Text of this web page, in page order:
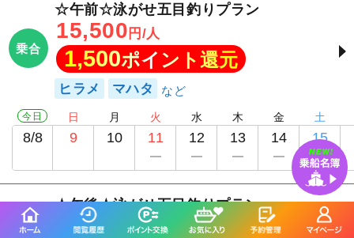
乗合
☆午前☆泳がせ五目釣りプラン
15,500 円/人
1,500ポイント還元
ヒラメ マハタ
今日
8/8
日
9
月
10
火
11
水
12
木
13
金
14
土
15
★午後★泳がせ五目釣りプラン
14,000円/人